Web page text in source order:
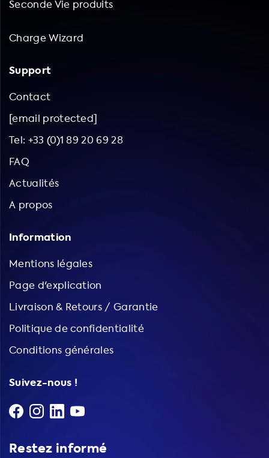
Seconde Vie produits
Charge Wizard
Support
Contact
[email protected]
Tel: +33 (0)1 89 20 69 28
FAQ
Actualités
A propos
Information
Mentions légales
Page d'explication
Livraison & Retours / Garantie
Politique de confidentialité
Conditions générales
Suivez-nous !
Restez informé